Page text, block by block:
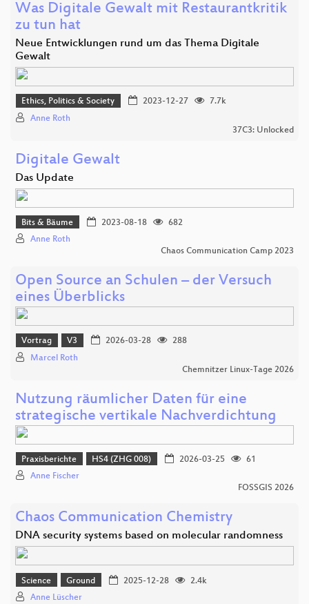
Was Digitale Gewalt mit Restaurantkritik
zu tun hat
Neue Entwicklungen rund um das Thema Digitale
Gewalt
Ethics, Politics & Society 2023-12-27
7.7k
Anne Roth
37C3: Unlocked
Digitale Gewalt
Das Update
Bits & Bäume 2023-08-18
682
Anne Roth
Chaos Communication Camp 2023
Open Source an Schulen – der Versuch
eines Überblicks
Vortrag V3 2026-03-28
288
Marcel Roth
Chemnitzer Linux-Tage 2026
Nutzung räumlicher Daten für eine
strategische vertikale Nachverdichtung
Praxisberichte HS4 (ZHG 008) 2026-03-25
61
Anne Fischer
FOSSGIS 2026
Chaos Communication Chemistry
DNA security systems based on molecular randomness
Science Ground 2025-12-28
2.4k
Anne Lüscher